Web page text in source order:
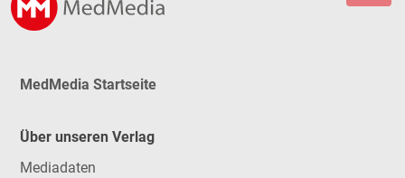
MedMedia Startseite
Über unseren Verlag
Mediadaten